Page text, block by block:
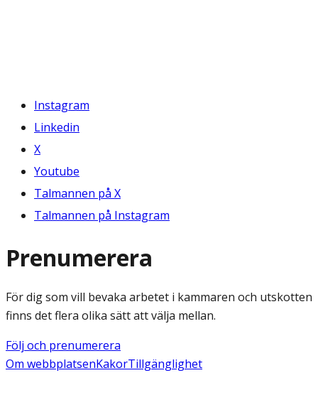
Instagram
Linkedin
X
Youtube
Talmannen på X
Talmannen på Instagram
Prenumerera
För dig som vill bevaka arbetet i kammaren och utskotten
finns det flera olika sätt att välja mellan.
Följ och prenumerera
Om webbplatsenKakorTillgänglighet